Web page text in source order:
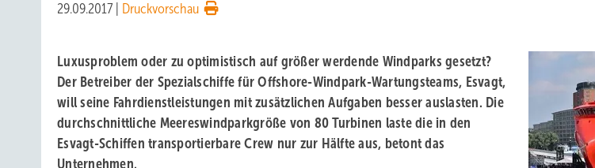
29.09.2017 Druckvorschau
Luxusproblem oder zu optimistisch auf größer werdende Windparks gesetzt?
Der Betreiber der Spezialschiffe für Offshore-Windpark-Wartungsteams, Esvagt,
will seine Fahrdienstleistungen mit zusätzlichen Aufgaben besser auslasten. Die
durchschnittliche Meereswindparkgröße von 80 Turbinen laste die in den
Esvagt-Schiffen transportierbare Crew nur zur Hälfte aus, betont das
Unternehmen.